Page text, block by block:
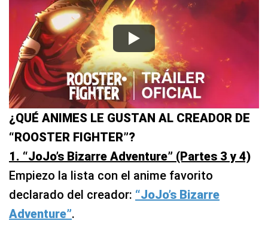
¿QUÉ ANIMES LE GUSTAN AL CREADOR DE
“ROOSTER FIGHTER”?
1. “JoJo’s Bizarre Adventure” (Partes 3 y 4)
Empiezo la lista con el anime favorito
declarado del creador: “JoJo’s Bizarre
Adventure”.